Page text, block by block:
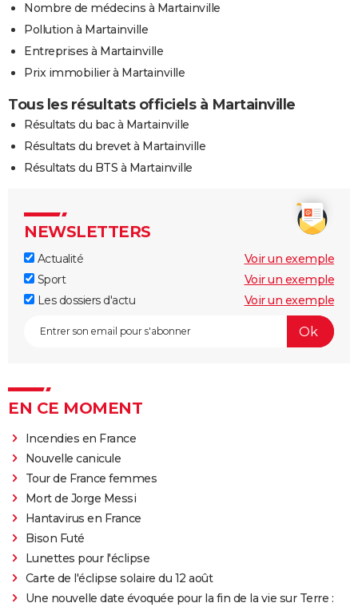
Nombre de médecins à Martainville
Pollution à Martainville
Entreprises à Martainville
Prix immobilier à Martainville
Tous les résultats officiels à Martainville
Résultats du bac à Martainville
Résultats du brevet à Martainville
Résultats du BTS à Martainville
NEWSLETTERS
Actualité
Voir un exemple
Sport
Voir un exemple
Les dossiers d'actu
Voir un exemple
EN CE MOMENT
Incendies en France
Nouvelle canicule
Tour de France femmes
Mort de Jorge Messi
Hantavirus en France
Bison Futé
Lunettes pour l'éclipse
Carte de l'éclipse solaire du 12 août
Une nouvelle date évoquée pour la fin de la vie sur Terre :